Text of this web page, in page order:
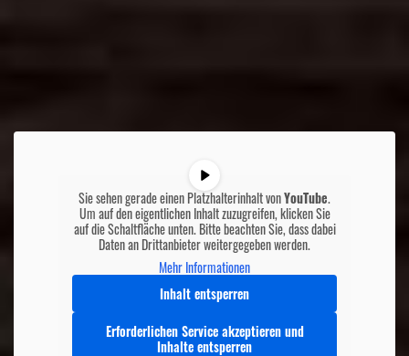
Sie sehen gerade einen Platzhalterinhalt vonYouTube.
Um auf den eigentlichen Inhalt zuzugreifen, klicken Sie
auf die Schaltfläche unten. Bitte beachten Sie, dass dabei
Daten an Drittanbieter weitergegeben werden.
Mehr Informationen
Inhalt entsperren
Erforderlichen Service akzeptieren und
Inhalte entsperren